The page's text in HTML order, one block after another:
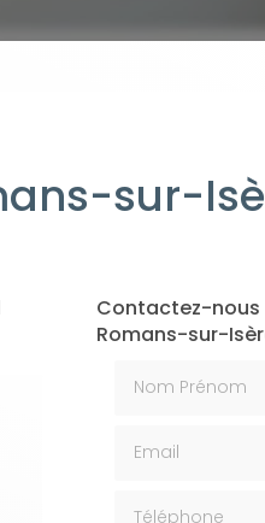
sur-
Contactez-nous
Romans-sur-